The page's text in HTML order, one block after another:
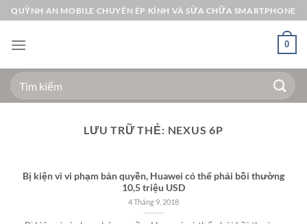
Bỏ
qua
nội
QUỲNH AN MOBILE CHUYÊN ÉP KÍNH VÀ SỬA CHỮA SMARTPHONE
0
Tìm
kiếm:
LƯU TRỮ THẺ: NEXUS 6P
Bị kiện vì vi phạm bản quyền, Huawei có thể phải bồi thường
10,5 triệu USD
4 Tháng 9, 2018